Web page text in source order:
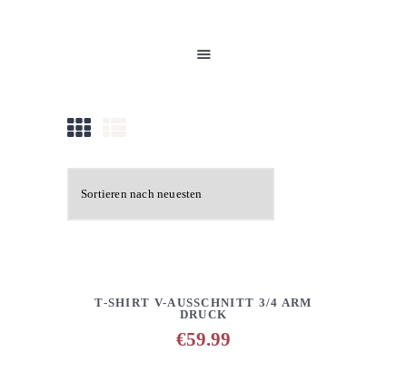
ÜBER UNS
KONTAKT
DETAILS ANFRAGE HINZUFÜGEN
T-SHIRT V-AUSSCHNITT 3/4 ARM
DRUCK
€59.99